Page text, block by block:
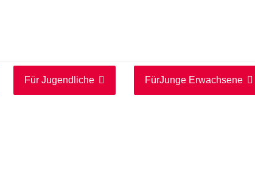
Für Jugendliche FürJunge Erwachsene